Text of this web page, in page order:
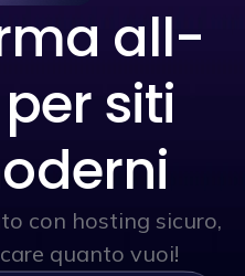
all-
siti
con hosting sicuro,
quanto vuoi!